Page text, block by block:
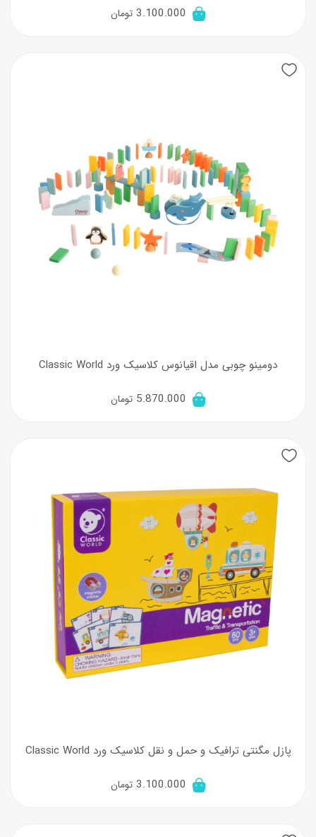
3.100.000 تومان
دومینو چوبی مدل اقیانوس کلاسیک ورد Classic World
5.870.000 تومان
پازل مگنتی ترافیک و حمل و نقل کلاسیک ورد Classic World
3.100.000 تومان